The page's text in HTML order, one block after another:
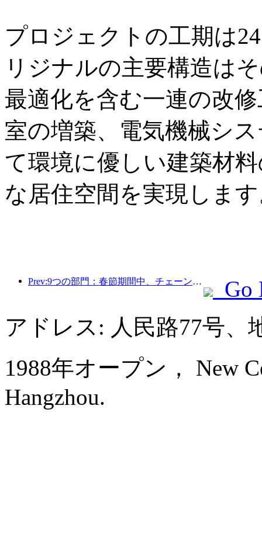
プロジェクトの工期は
リジナルの主要構造は
最適化を含む一連の改
室の増築、電気機械シ
て環境に優しい建築材
な居住空間を実現しま
Prev:9つの部門：春節期間中、チェーンホテルやブティックホームステイでは優遇措置が提供されます。
Go
アドレス: 人民路77号、
1988年オープン， New
Hangzhou.